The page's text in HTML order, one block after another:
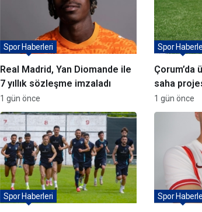
Real Madrid, Yan Diomande ile
7 yıllık sözleşme imzaladı
Spor Haberleri
1 gün önce
Çorum’da
saha
Spor
1 gün önce
Spor Haberleri Spor